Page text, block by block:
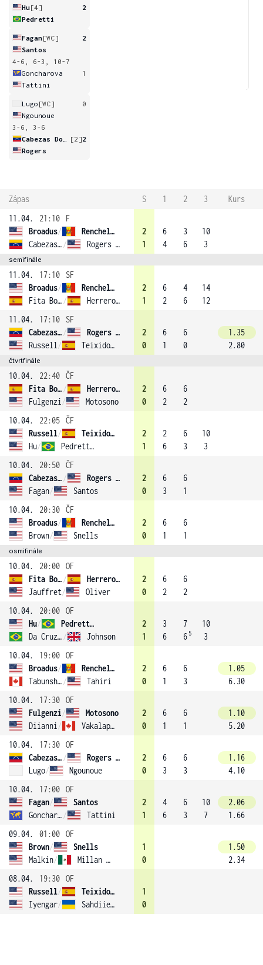
Hu[4]
2
Pedretti
Fagan[WC]
2
Santos
4-6, 6-3, 10-7
Goncharova
1
Tattini
Lugo [WC]
0
Ngounoue
3-6, 3-6
[2]2
Rogers
Zápas S 1 2 3
Kurs
11.04.
21:10
F
Broadus/
Rencheli (3)
Cabezas Dominguez / Rogers (2)
2
1
6
4
3
6
10
3
semifinále
11.04. 17:10
SF
Broadus/
Rencheli (3)
Fita Boluda / Herrero Linana (1)
2
1
6
2
4
6
14
12
11.04.
17:10
SF
Cabezas Dominguez /
Rogers (2)
Russell / Teixido Garcia
2
0
6
1
6
0
1.35
2.80
čtvrtfinále
10.04. 22:40 ČF
Fita Boluda /
Herrero Linana (1)
Fulgenzi / Motosono
2
0
6
2
6
2
10.04.
22:05 ČF
Russell/
Teixido Garcia
Hu/ Pedretti (4)
2
1
2
6
6
3
10
3
10.04.
20:50 ČF
Cabezas Dominguez /
Rogers (2)
Fagan/ Santos
2
0
6
3
6
1
10.04.
20:30 ČF
Broadus/
Rencheli (3)
Brown/ Snells
2
0
6
1
6
1
osmifinále
10.04. 20:00 OF
Fita Boluda /
Herrero Linana (1)
Jauffret/ Oliver
2
0
6
2
6
2
10.04.
20:00 OF
Hu/
Pedretti (4)
Da Cruz Mendonca / Johnson
2
1
3
6
7
6 5
10
3
10.04.
19:00 OF
Broadus/
Rencheli (3)
Tabunshchyk / Tahiri
2
0
6
1
6
3
1.05
6.30
10.04.
17:30 OF
Fulgenzi/
Motosono
Diianni / Vakalapudi
2
0
6
1
6
1
1.10
5.20
10.04.
17:30 OF
Cabezas Dominguez /
Rogers (2)
Lugo/ Ngounoue
2
0
6
3
6
3
1.16
4.10
10.04.
17:00 OF
Fagan/
Santos
Goncharova / Tattini
2
1
4
6
6
3
10
7
2.06
1.66
09.04.
01:00 OF
Brown/
Snells
Malkin/ Millan Acosta
1
0
1.50
2.34
08.04.
19:30 OF
Russell/
Teixido Garcia
Iyengar/ Sahdiieva
1
0